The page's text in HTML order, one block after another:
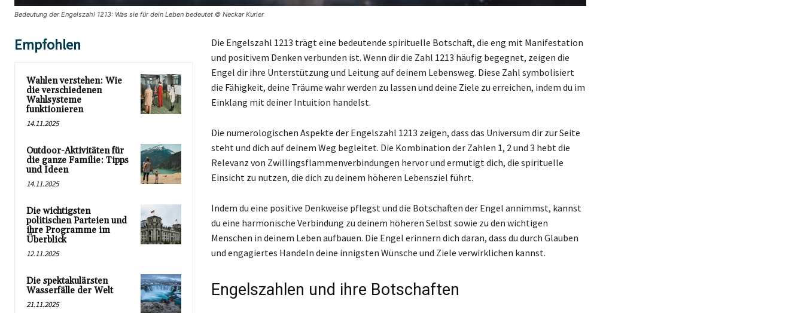
Bedeutung der Engelszahl 1213: Was sie für dein Leben bedeutet © Neckar Kurier
Empfohlen
Wahlen verstehen: Wie
die verschiedenen
Wahlsysteme
funktionieren
14.11.2025
Outdoor-Aktivitäten für
die ganze Familie: Tipps
und Ideen
14.11.2025
Die wichtigsten
politischen Parteien und
ihre Programme im
Überblick
12.11.2025
Die spektakulärsten
Wasserfälle der Welt
21.11.2025
Die Engelszahl 1213 trägt eine bedeutende spirituelle Botschaft, die eng mit Manifestation
und positivem Denken verbunden ist. Wenn dir die Zahl 1213 häufig begegnet, zeigen die
Engel dir ihre Unterstützung und Leitung auf deinem Lebensweg. Diese Zahl symbolisiert
die Fähigkeit, deine Träume wahr werden zu lassen und deine Ziele zu erreichen, indem du im
Einklang mit deiner Intuition handelst.
Die numerologischen Aspekte der Engelszahl 1213 zeigen, dass das Universum dir zur Seite
steht und dich auf deinem Weg begleitet. Die Kombination der Zahlen 1, 2 und 3 hebt die
Relevanz von Zwillingsflammenverbindungen hervor und ermutigt dich, die spirituelle
Einsicht zu nutzen, die dich zu deinem höheren Lebensziel führt.
Indem du eine positive Denkweise pflegst und die Botschaften der Engel annimmst, kannst
du eine harmonische Verbindung zu deinem höheren Selbst sowie zu den wichtigen
Menschen in deinem Leben aufbauen. Die Engel erinnern dich daran, dass du durch Glauben
und engagiertes Handeln deine innigsten Wünsche und Ziele verwirklichen kannst.
Engelszahlen und ihre Botschaften